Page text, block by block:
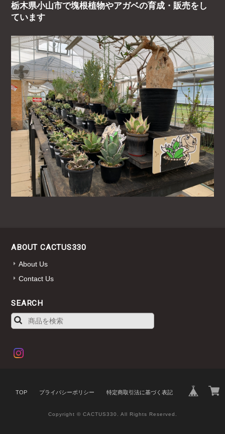
栃木県小山市で塊根植物やアガベの育成・販売をし
ています
ABOUT CACTUS330
About Us
Contact Us
SEARCH
TOP プライバシーポリシー 特定商取引法に基づく表記
Copyright © CACTUS330. All Rights Reserved.